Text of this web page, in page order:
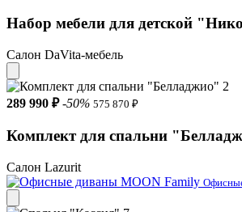
Набор мебели для детской
Салон DaVita-мебель
289 990 ₽ -50% 575 870 ₽
Комплект для спальни
Салон Lazurit